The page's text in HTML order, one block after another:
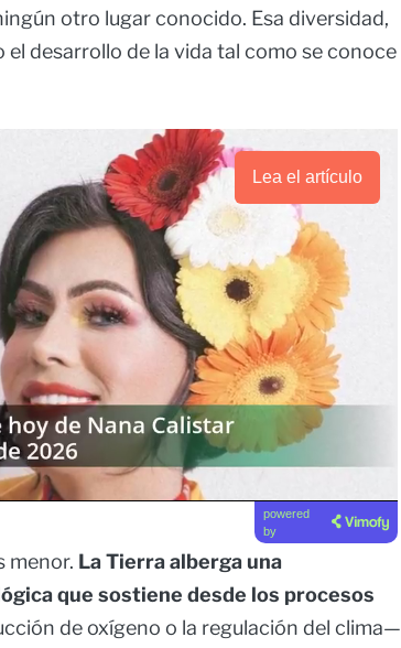
otro lugar conocido. Esa diversidad,
el desarrollo de la vida tal como se conoce
Lea el artículo
powered
by
menor. La Tierra alberga una
que sostiene desde los procesos
de oxígeno o la regulación del clima—